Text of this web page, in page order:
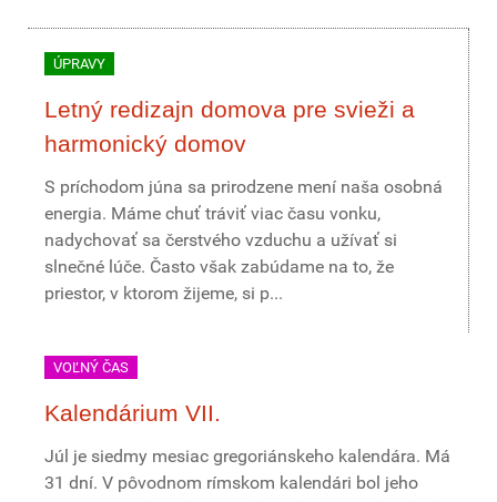
ÚPRAVY
Letný redizajn domova pre svieži a
harmonický domov
S príchodom júna sa prirodzene mení naša osobná
energia. Máme chuť tráviť viac času vonku,
nadychovať sa čerstvého vzduchu a užívať si
slnečné lúče. Často však zabúdame na to, že
priestor, v ktorom žijeme, si p...
VOĽNÝ ČAS
Kalendárium VII.
Júl je siedmy mesiac gregoriánskeho kalendára. Má
31 dní. V pôvodnom rímskom kalendári bol jeho